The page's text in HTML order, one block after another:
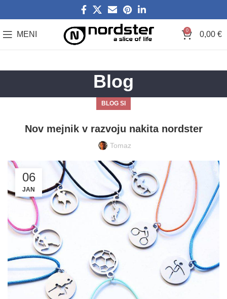
MENI 0 0,00 €
Blog
BLOG SI
Nov mejnik v razvoju nakita nordster
Tomaz
06
JAN